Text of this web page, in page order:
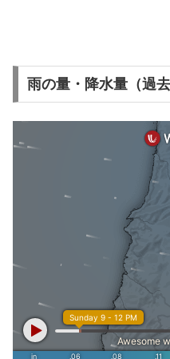
雨の量・降水量（過去